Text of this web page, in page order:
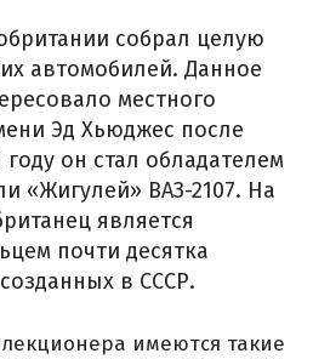
собрал целую
автомобилей. Данное
местного
Эд Хьюджес после
он стал обладателем
«Жигулей» ВАЗ-2107. На
является
почти десятка
в СССР.
имеются такие